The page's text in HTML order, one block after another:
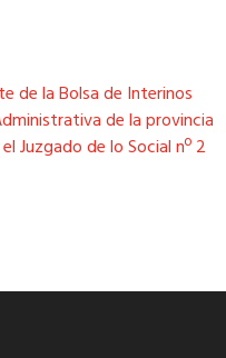
de la Bolsa de Interinos
de la provincia
Juzgado de lo Social nº 2